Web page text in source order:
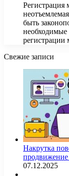
Регистрация
быть
необходимые
Свежие записи
Накрутка
продвижение
07.12.2025